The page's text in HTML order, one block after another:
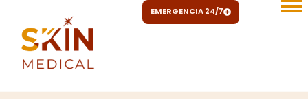
contenido
EMERGENCIA 24/7